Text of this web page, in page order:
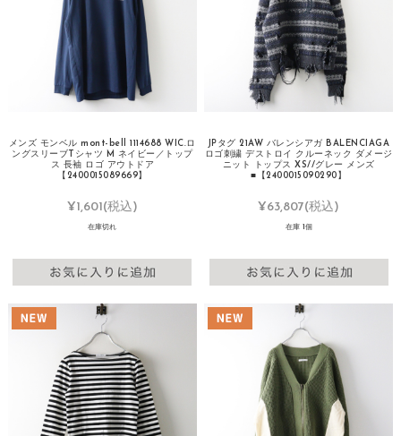
メンズ モンベル mont-bell 1114688 WIC.ロ
ングスリーブTシャツ M ネイビー／トップ
ス 長袖 ロゴ アウトドア
【2400015089669】
¥1,601(税込)
在庫切れ
JPタグ 21AW バレンシアガ BALENCIAGA
ロゴ刺繍 デストロイ クルーネック ダメージ
ニット トップス XS//グレー メンズ
■【2400015090290】
¥63,807(税込)
在庫 1個